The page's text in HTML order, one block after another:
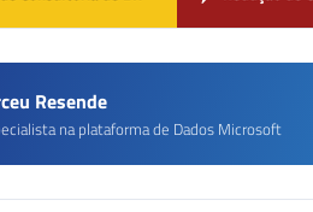
Resende
na plataforma de Dados Microsoft